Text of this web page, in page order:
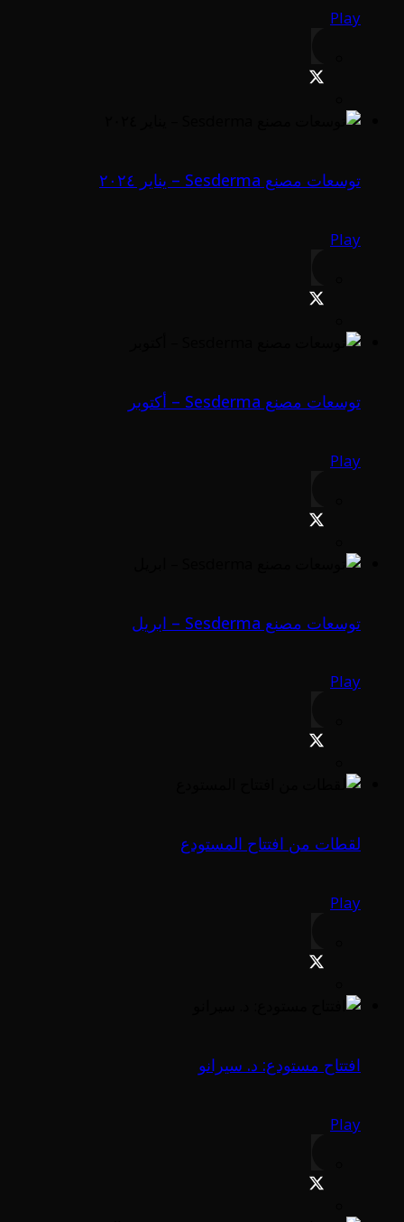
Play
توسعات مصنع Sesderma – يناير ٢٠٢٤
Play
توسعات مصنع Sesderma – أكتوبر
Play
توسعات مصنع Sesderma – ابريل
Play
لقطات من افتتاح المستودع
Play
افتتاح مستودع: د. سيرانو
Play